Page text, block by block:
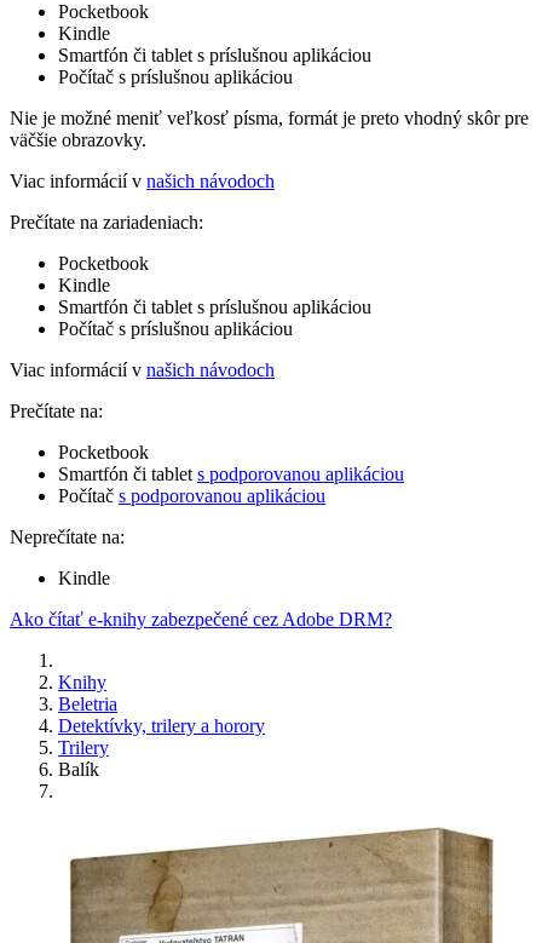
Pocketbook
Kindle
Smartfón či tablet s príslušnou aplikáciou
Počítač s príslušnou aplikáciou
Nie je možné meniť veľkosť písma, formát je preto vhodný skôr pre
väčšie obrazovky.
Viac informácií v našich návodoch
Prečítate na zariadeniach:
Pocketbook
Kindle
Smartfón či tablet s príslušnou aplikáciou
Počítač s príslušnou aplikáciou
Viac informácií v našich návodoch
Prečítate na:
Pocketbook
Smartfón či tablet s podporovanou aplikáciou
Počítač s podporovanou aplikáciou
Neprečítate na:
Kindle
Ako čítať e-knihy zabezpečené cez Adobe DRM?
Knihy
Beletria
Detektívky, trilery a horory
Trilery
Balík